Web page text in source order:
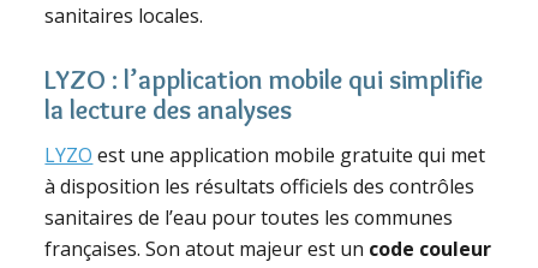
sanitaires locales.
LYZO : l’application mobile qui simplifie
la lecture des analyses
LYZO est une application mobile gratuite qui met
à disposition les résultats officiels des contrôles
sanitaires de l’eau pour toutes les communes
françaises. Son atout majeur est un code couleur